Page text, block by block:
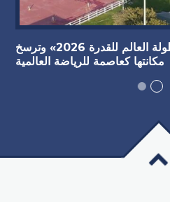
أبوظبي تستضيف «بطولة العالم للقدرة 2026» وترسخ
مكانتها كعاصمة للرياضة العالمية